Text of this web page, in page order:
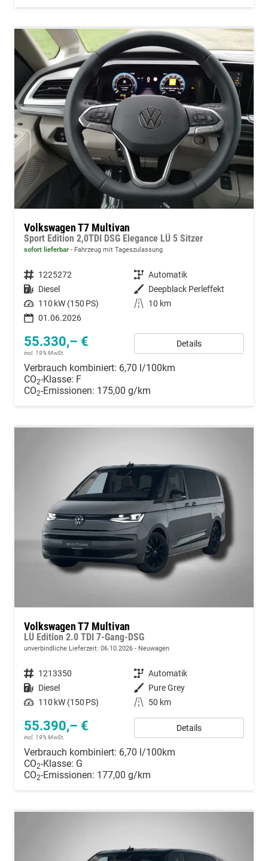
Volkswagen T7 Multivan
Sport Edition 2,0TDI DSG Elegance LÜ 5 Sitzer
sofort lieferbar Fahrzeug mit Tageszulassung
Fahrzeugnummer 1225272 Getriebe Automatik
Kraftstoff Diesel Außenfarbe Deepblack Perleffekt
Leistung 110 kW (150 PS) Kilometerstand
10 km
01.06.2026
55.330,– €
incl. 19% MwSt.
Details
Verbrauch kombiniert: 6,70 l/100km
CO2-Klasse: F
CO2-Emissionen: 175,00 g/km
Volkswagen T7 Multivan
LÜ Edition 2.0 TDI 7-Gang-DSG
unverbindliche Lieferzeit: 06.10.2026 Neuwagen
Fahrzeugnummer 1213350 Getriebe Automatik
Kraftstoff Diesel Außenfarbe Pure Grey
Leistung 110 kW (150 PS) Kilometerstand 50 km
55.390,– €
incl. 19% MwSt.
Details
Verbrauch kombiniert: 6,70 l/100km
CO2-Klasse: G
CO2-Emissionen: 177,00 g/km